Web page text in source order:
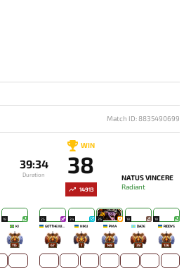
Match ID: 8835490699
39:34
Duration
WIN
38
NATUS VINCERE
Radiant
14913
18
KJ
115
25
GOTTHEJUICE
67
24
NIKU
1
26
PMA
149
18
DAZE
39
18
RIDDYS
136